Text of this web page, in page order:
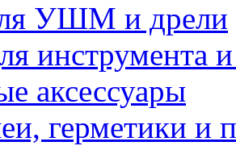
УШМ и дрели
инструмента
аксессуары
герметики и